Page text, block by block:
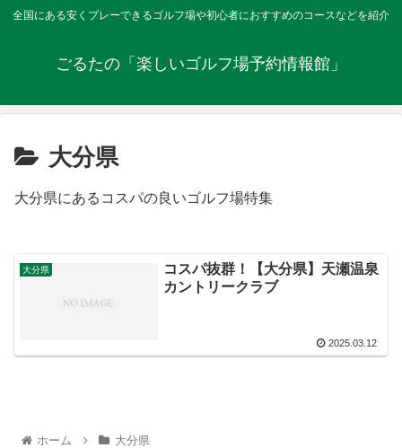
全国にある安くプレーできるゴルフ場や初心者におすすめのコースなどを紹介
ごるたの「楽しいゴルフ場予約情報館」
大分県
大分県にあるコスパの良いゴルフ場特集
大分県
コスパ抜群！【大分県】天瀬温泉
カントリークラブ
2025.03.12
ホーム 大分県